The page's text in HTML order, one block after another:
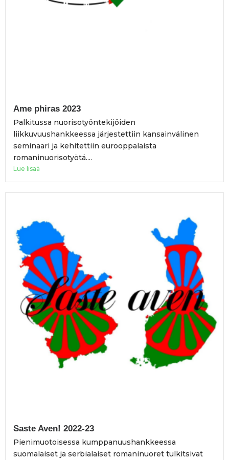
Ame phiras 2023
Palkitussa nuorisotyöntekijöiden
liikkuvuushankkeessa järjestettiin kansainvälinen
seminaari ja kehitettiin eurooppalaista
romaninuorisotyötä....
Lue lisää
Saste Aven! 2022-23
Pienimuotoisessa kumppanuushankkeessa
suomalaiset ja serbialaiset romaninuoret tulkitsivat